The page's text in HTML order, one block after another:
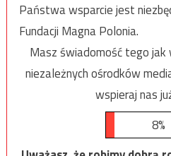
Państwa wsparcie jest
Fundacji Magna Polonia.
Masz świadomość tego
niezależnych ośrodków
wspieraj nas
8%